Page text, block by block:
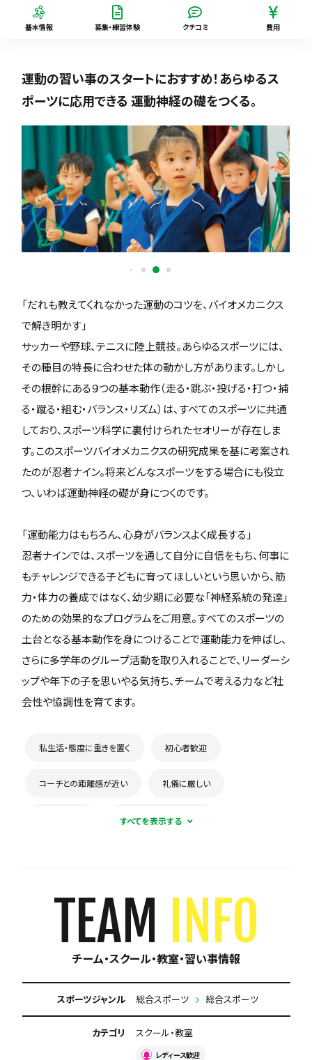
基本情報 募集・練習体験 クチコミ 費用
運動の習い事のスタートにおすすめ！あらゆるス
ポーツに応用できる 運動神経の礎をつくる。
「だれも教えてくれなかった運動のコツを、バイオメカニクス
で解き明かす」
サッカーや野球、テニスに陸上競技。あらゆるスポーツには、
その種目の特長に合わせた体の動かし方があります。しかし
その根幹にある９つの基本動作（走る・跳ぶ・投げる・打つ・捕
る・蹴る・組む・バランス・リズム）は、すべてのスポーツに共通
しており、スポーツ科学に裏付けられたセオリーが存在しま
す。このスポーツバイオメカニクスの研究成果を基に考案され
たのが忍者ナイン。将来どんなスポーツをする場合にも役立
つ、いわば運動神経の礎が身につくのです。
「運動能力はもちろん、心身がバランスよく成長する」
忍者ナインでは、スポーツを通して自分に自信をもち、何事に
もチャレンジできる子どもに育ってほしいという思いから、筋
力・体力の養成ではなく、幼少期に必要な「神経系統の発達」
のための効果的なプログラムをご用意。すべてのスポーツの
土台となる基本動作を身につけることで運動能力を伸ばし、
さらに多学年のグループ活動を取り入れることで、リーダーシ
ップや年下の子を思いやる気持ち、チームで考える力など社
会性や協調性を育てます。
私生活・態度に重きを置く 初心者歓迎
コーチとの距離感が近い 礼儀に厳しい
積極的に体験受け入れ
専用練習着あり 見学可能 体験有料
練習場所は1つに固定 週1練習
月謝が10,000円以下 保護者の当番なし
TEAM INFO
チーム・スクール・教室・習い事情報
スポーツジャンル 総合スポーツ 総合スポーツ
カテゴリ スクール・教室
レディース歓迎